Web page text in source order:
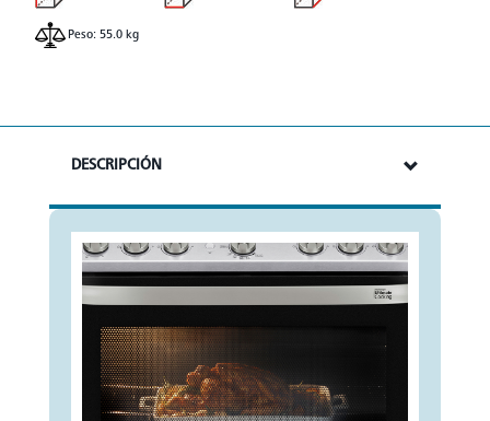
Peso: 55.0 kg
DESCRIPCIÓN